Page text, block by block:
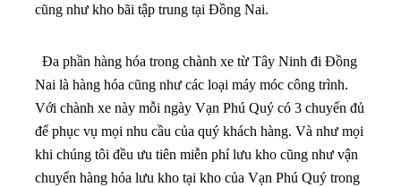
cũng như kho bãi tập trung tại Đồng Nai.
Đa phần hàng hóa trong chành xe từ Tây Ninh đi Đồng
Nai là hàng hóa cũng như các loại máy móc công trình.
Với chành xe này mỗi ngày Vạn Phú Quý có 3 chuyến đủ
để phục vụ mọi nhu cầu của quý khách hàng. Và như mọi
khi chúng tôi đều ưu tiên miễn phí lưu kho cũng như vận
chuyển hàng hóa lưu kho tại kho của Vạn Phú Quý trong